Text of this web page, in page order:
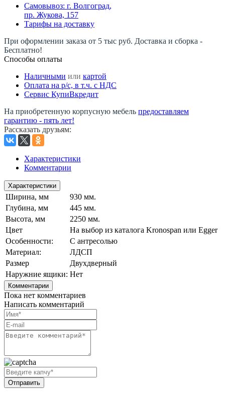
Самовывоз: г. Волгоград,
пр. Жукова, 157
Тарифы на доставку
При оформлении заказа от 5 тыс руб. Доставка и сборка -
Бесплатно!
Способы оплаты
Наличными или картой
Оплата на р/c, в т.ч. с НДС
Сервис КупиВкредит
На приобретенную корпусную мебель предоставляем
гарантию - пять лет!
Рассказать друзьям:
Характеристики
Комментарии
Характеристики
Ширина, мм
930 мм.
Глубина, мм
445 мм.
Высота, мм
2250 мм.
Цвет
На выбор из каталога Kronospan или Egger
Особенности:
С антресолью
Материал:
ЛДСП
Размер
Двухдверный
Наружние ящики: Нет
Комментарии
Пока нет комментариев
Написать комментарий